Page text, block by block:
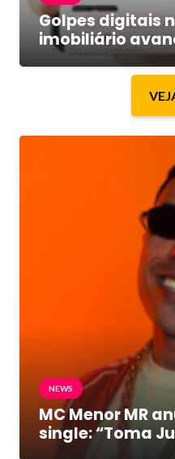
Golpes digitais
imobiliário
NEWS
MC Menor MR
single: “Toma